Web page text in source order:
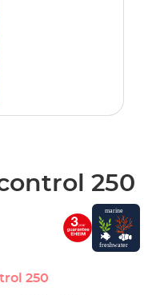
250
250